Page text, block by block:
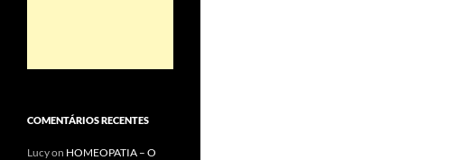
COMENTÁRIOS RECENTES
Lucyon HOMEOPATIA – O